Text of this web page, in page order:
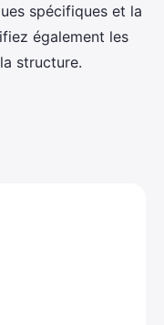
spécifiques et la
également les
structure.